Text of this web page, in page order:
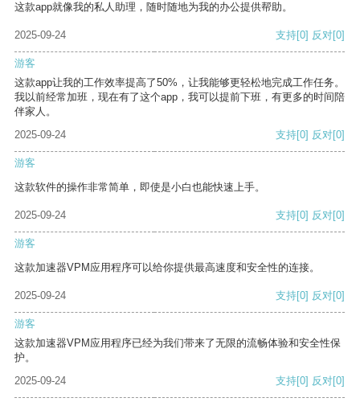
这款app就像我的私人助理，随时随地为我的办公提供帮助。
2025-09-24 支持[0] 反对[0]
游客
这款app让我的工作效率提高了50%，让我能够更轻松地完成工作任务。
我以前经常加班，现在有了这个app，我可以提前下班，有更多的时间陪
伴家人。
2025-09-24
支持[0] 反对[0]
游客
这款软件的操作非常简单，即使是小白也能快速上手。
2025-09-24 支持[0] 反对[0]
游客
这款加速器VPM应用程序可以给你提供最高速度和安全性的连接。
2025-09-24 支持[0] 反对[0]
游客
这款加速器VPM应用程序已经为我们带来了无限的流畅体验和安全性保
护。
2025-09-24
支持[0] 反对[0]